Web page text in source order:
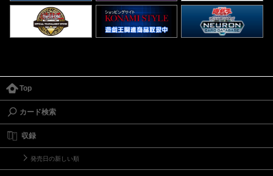
Top
カード検索
収録
発売日の新しい順